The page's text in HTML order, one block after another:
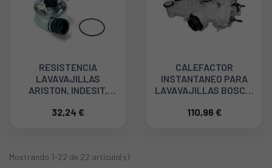
RESISTENCIA
LAVAVAJILLAS
ARISTON, INDESIT,
32,24 €
CALEFACTOR
INSTANTANEO PARA
LAVAVAJILLAS BOSCH,
00652216
110,96 €
Mostrando 1-22 de 22 artículo(s)